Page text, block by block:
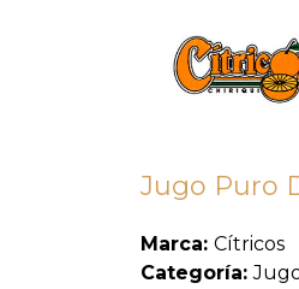
Jugo Puro
Marca: Cítricos
Categoría: